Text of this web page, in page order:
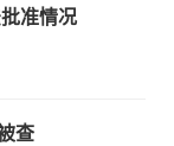
准情况
查